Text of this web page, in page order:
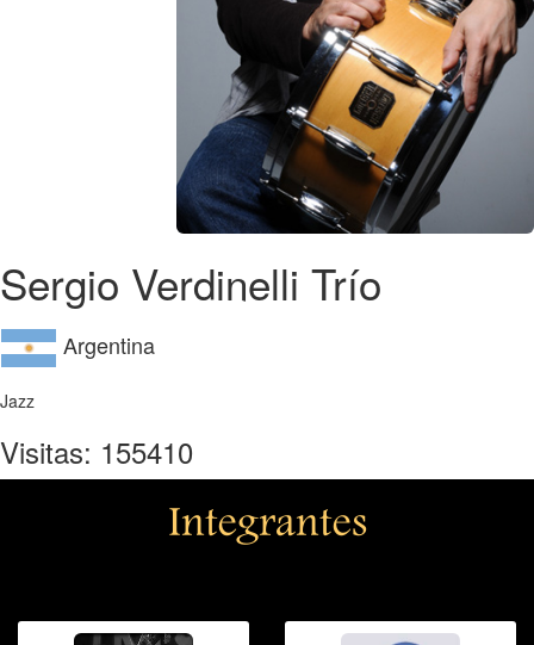
Sergio Verdinelli Trío
Argentina
Jazz
Visitas: 155410
Integrantes